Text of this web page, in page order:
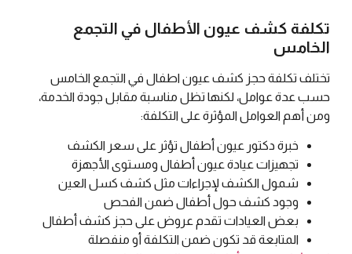
تكلفة كشف عيون الأطفال في التجمع
الخامس
تختلف تكلفة حجز كشف عيون اطفال في التجمع الخامس
حسب عدة عوامل، لكنها تظل مناسبة مقابل جودة الخدمة،
ومن أهم العوامل المؤثرة على التكلفة:
خبرة دكتور عيون أطفال تؤثر على سعر الكشف
تجهيزات عيادة عيون أطفال ومستوى الأجهزة
شمول الكشف لإجراءات مثل كشف كسل العين
وجود كشف حول أطفال ضمن الفحص
بعض العيادات تقدم عروض على حجز كشف أطفال
المتابعة قد تكون ضمن التكلفة أو منفصلة